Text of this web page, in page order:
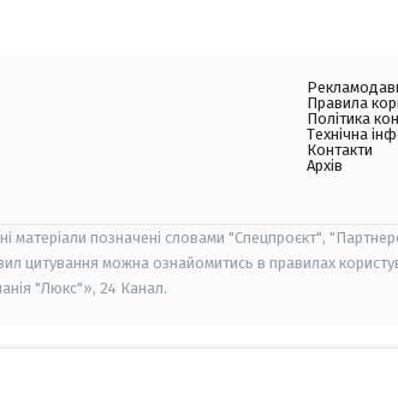
Правила
Політика
Технічна
Контакти
Архів
матеріали позначені словами "Спецпроєкт",
цитування можна ознайомитись в правилах
"Люкс"», 24 Канал.